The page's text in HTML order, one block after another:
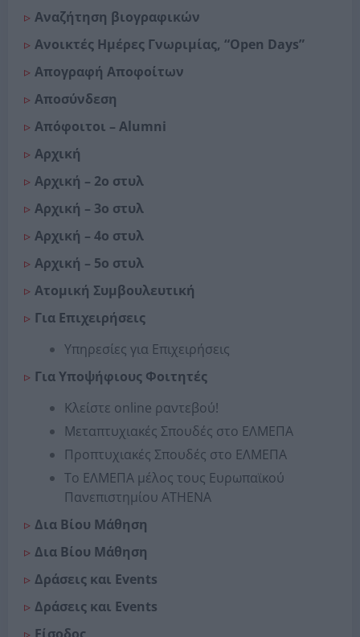
Αναζήτηση βιογραφικών
Ανοικτές Ημέρες Γνωριμίας, “Open Days”
Απογραφή Αποφοίτων
Αποσύνδεση
Απόφοιτοι – Alumni
Αρχική
Αρχική – 2o στυλ
Αρχική – 3o στυλ
Αρχική – 4o στυλ
Αρχική – 5o στυλ
Ατομική Συμβουλευτική
Για Επιχειρήσεις
Υπηρεσίες για Επιχειρήσεις
Για Υποψήφιους Φοιτητές
Κλείστε online ραντεβού!
Μεταπτυχιακές Σπουδές στο ΕΛΜΕΠΑ
Προπτυχιακές Σπουδές στο ΕΛΜΕΠΑ
Το ΕΛΜΕΠΑ μέλος τους Ευρωπαϊκού
Πανεπιστημίου ΑΤΗΕΝΑ
Δια Βίου Μάθηση
Δια Βίου Μάθηση
Δράσεις και Events
Δράσεις και Events